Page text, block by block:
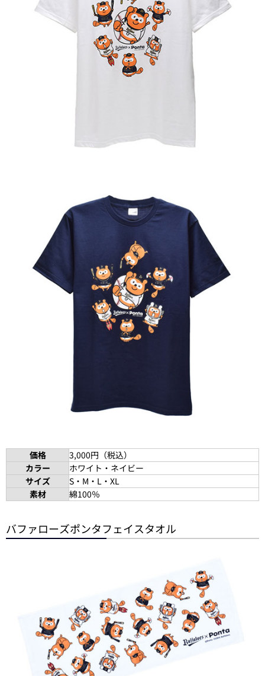
価格
3,000円（税込）
カラー
ホワイト・ネイビー
サイズ
S・M・L・XL
素材
綿100％
バファローズポンタフェイスタオル